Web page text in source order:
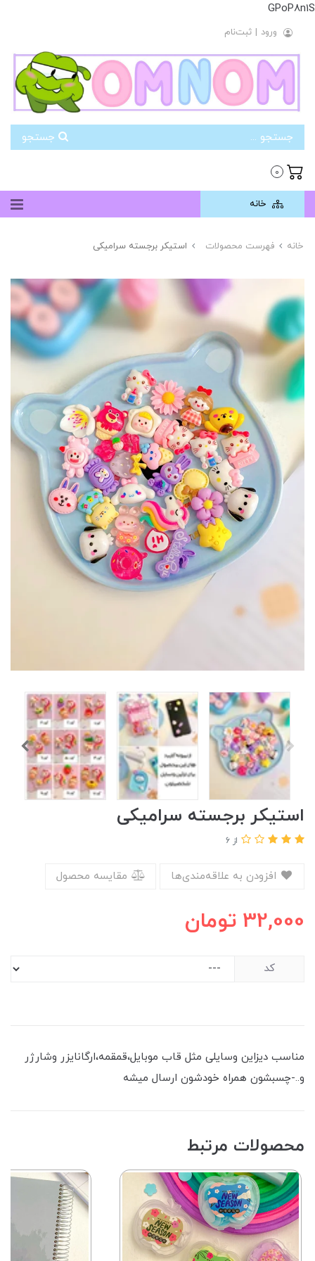
GPoP8n1S
ورود | ثبت‌نام
0
خانه
خانه فهرست محصولات استیکر برجسته سرامیکی
استیکر برجسته سرامیکی
از 6
مقایسه محصول
32,000 تومان
کد
مناسب دیزاین وسایلی مثل قاب موبایل،قمقمه،ارگانایزر وشارژر
و..-چسبشون همراه خودشون ارسال میشه
محصولات مرتبط